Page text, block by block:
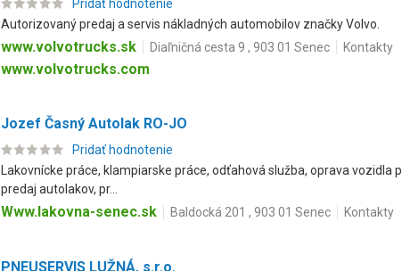
Pridať hodnotenie
Autorizovaný predaj a servis nákladných automobilov značky Volvo.
www.volvotrucks.sk Diaľničná cesta 9 , 903 01 Senec Kontakty
www.volvotrucks.com
Jozef Časný Autolak RO-JO
Pridať hodnotenie
Lakovnícke práce, klampiarske práce, odťahová služba, oprava
predaj autolakov, pr...
Www.lakovna-senec.sk Baldocká 201 , 903 01 Senec Kontakty
PNEUSERVIS LUŽNÁ, s.r.o.